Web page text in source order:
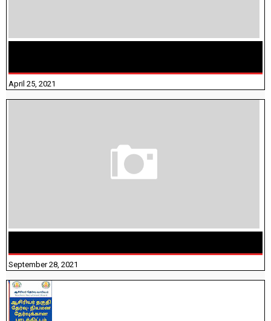
April 25, 2021
September 28, 2021